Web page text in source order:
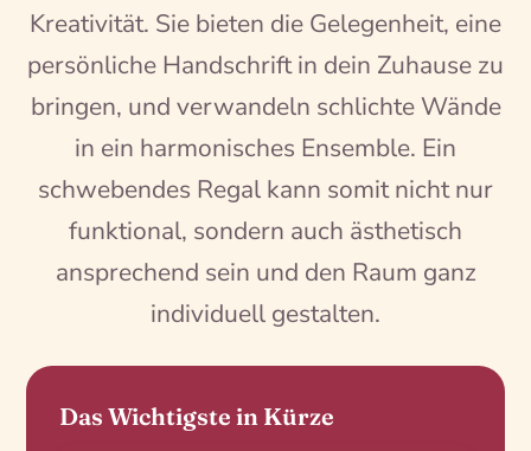
Kreativität. Sie bieten die Gelegenheit, eine
persönliche Handschrift in dein Zuhause zu
bringen, und verwandeln schlichte Wände
in ein harmonisches Ensemble. Ein
schwebendes Regal kann somit nicht nur
funktional, sondern auch ästhetisch
ansprechend sein und den Raum ganz
individuell gestalten.
Das Wichtigste in Kürze